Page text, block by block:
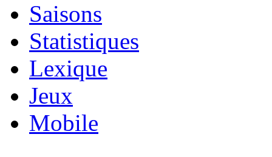
Saisons
Statistiques
Lexique
Jeux
Mobile